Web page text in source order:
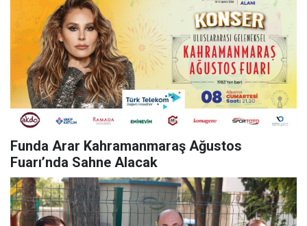
Funda Arar Kahramanmaraş Ağustos
Fuarı’nda Sahne Alacak